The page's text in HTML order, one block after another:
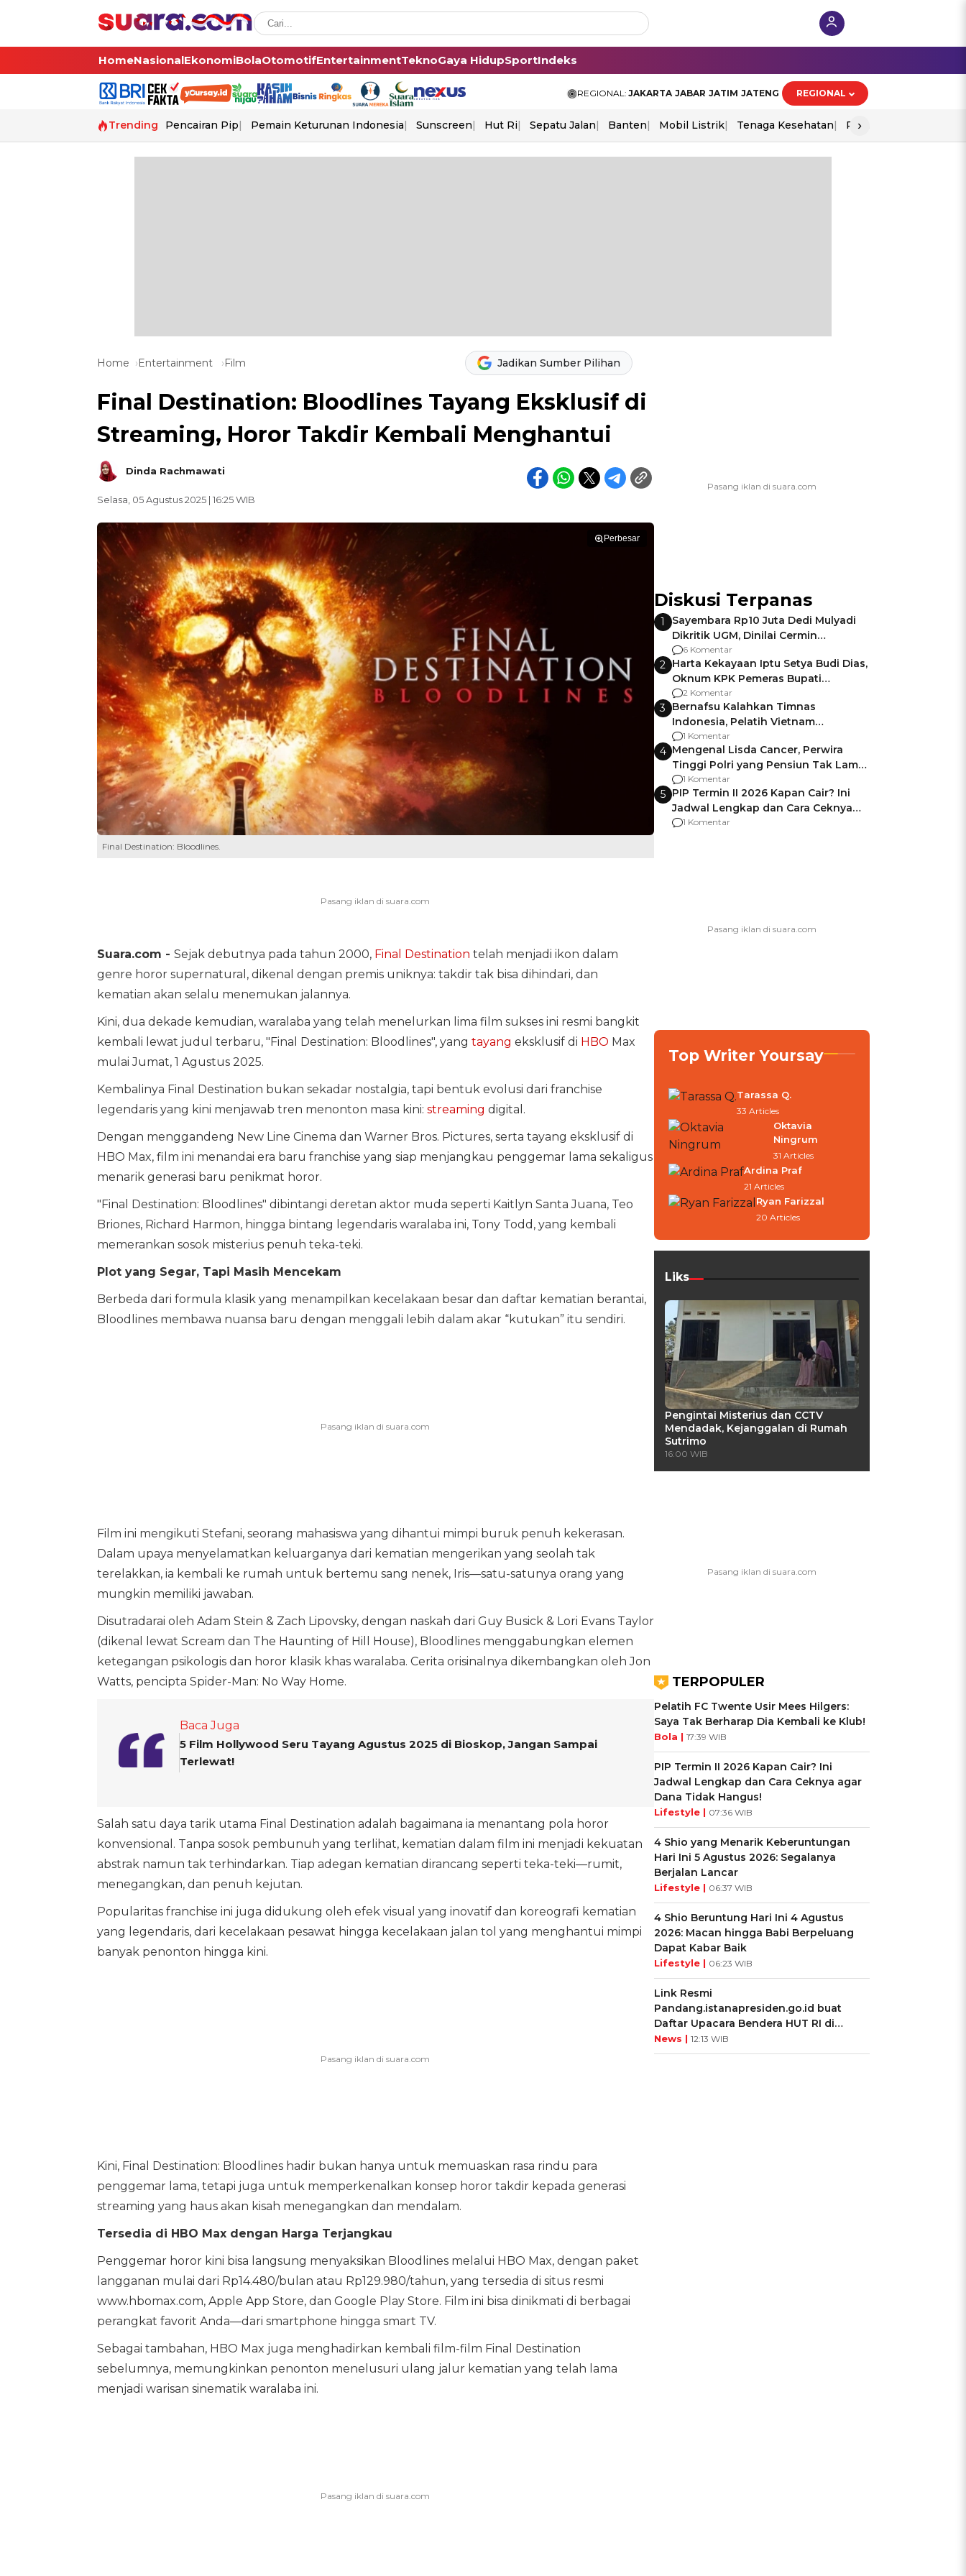
HomeNasionalEkonomiBolaOtomotifEntertainmentTeknoGaya HidupSportIndeks
REGIONAL: JAKARTA JABAR JATIM JATENG REGIONAL
Trending Pencairan Pip Pemain Keturunan Indonesia Sunscreen Hut Ri Sepatu Jalan Banten Mobil Listrik Tenaga Kesehatan Perang As-Iran
›
Home Entertainment Film Jadikan Sumber Pilihan
Final Destination: Bloodlines Tayang Eksklusif di
Streaming, Horor Takdir Kembali Menghantui
Dinda Rachmawati
Selasa, 05 Agustus 2025 | 16:25 WIB
Perbesar
Final Destination: Bloodlines.
Suara.com - Sejak debutnya pada tahun 2000, Final Destination telah menjadi ikon dalam
genre horor supernatural, dikenal dengan premis uniknya: takdir tak bisa dihindari, dan
kematian akan selalu menemukan jalannya.
Kini, dua dekade kemudian, waralaba yang telah menelurkan lima film sukses ini resmi bangkit
kembali lewat judul terbaru, "Final Destination: Bloodlines", yang tayang eksklusif di HBO Max
mulai Jumat, 1 Agustus 2025.
Kembalinya Final Destination bukan sekadar nostalgia, tapi bentuk evolusi dari franchise
legendaris yang kini menjawab tren menonton masa kini: streaming digital.
Dengan menggandeng New Line Cinema dan Warner Bros. Pictures, serta tayang eksklusif di
HBO Max, film ini menandai era baru franchise yang siap menjangkau penggemar lama sekaligus
menarik generasi baru penikmat horor.
"Final Destination: Bloodlines" dibintangi deretan aktor muda seperti Kaitlyn Santa Juana, Teo
Briones, Richard Harmon, hingga bintang legendaris waralaba ini, Tony Todd, yang kembali
memerankan sosok misterius penuh teka-teki.
Plot yang Segar, Tapi Masih Mencekam
Berbeda dari formula klasik yang menampilkan kecelakaan besar dan daftar kematian berantai,
Bloodlines membawa nuansa baru dengan menggali lebih dalam akar “kutukan” itu sendiri.
Film ini mengikuti Stefani, seorang mahasiswa yang dihantui mimpi buruk penuh kekerasan.
Dalam upaya menyelamatkan keluarganya dari kematian mengerikan yang seolah tak
terelakkan, ia kembali ke rumah untuk bertemu sang nenek, Iris—satu-satunya orang yang
mungkin memiliki jawaban.
Disutradarai oleh Adam Stein & Zach Lipovsky, dengan naskah dari Guy Busick & Lori Evans Taylor
(dikenal lewat Scream dan The Haunting of Hill House), Bloodlines menggabungkan elemen
ketegangan psikologis dan horor klasik khas waralaba. Cerita orisinalnya dikembangkan oleh Jon
Watts, pencipta Spider-Man: No Way Home.
Baca Juga
5 Film Hollywood Seru Tayang Agustus 2025 di Bioskop, Jangan Sampai
Terlewat!
Salah satu daya tarik utama Final Destination adalah bagaimana ia menantang pola horor
konvensional. Tanpa sosok pembunuh yang terlihat, kematian dalam film ini menjadi kekuatan
abstrak namun tak terhindarkan. Tiap adegan kematian dirancang seperti teka-teki—rumit,
menegangkan, dan penuh kejutan.
Popularitas franchise ini juga didukung oleh efek visual yang inovatif dan koreografi kematian
yang legendaris, dari kecelakaan pesawat hingga kecelakaan jalan tol yang menghantui mimpi
banyak penonton hingga kini.
Kini, Final Destination: Bloodlines hadir bukan hanya untuk memuaskan rasa rindu para
penggemar lama, tetapi juga untuk memperkenalkan konsep horor takdir kepada generasi
streaming yang haus akan kisah menegangkan dan mendalam.
Tersedia di HBO Max dengan Harga Terjangkau
Penggemar horor kini bisa langsung menyaksikan Bloodlines melalui HBO Max, dengan paket
langganan mulai dari Rp14.480/bulan atau Rp129.980/tahun, yang tersedia di situs resmi
www.hbomax.com, Apple App Store, dan Google Play Store. Film ini bisa dinikmati di berbagai
perangkat favorit Anda—dari smartphone hingga smart TV.
Sebagai tambahan, HBO Max juga menghadirkan kembali film-film Final Destination
sebelumnya, memungkinkan penonton menelusuri ulang jalur kematian yang telah lama
menjadi warisan sinematik waralaba ini.
Diskusi Terpanas
1
Sayembara Rp10 Juta Dedi Mulyadi
Dikritik UGM, Dinilai Cermin
Gagalnya Negara Jamin Keamanan
6 Komentar
2 Harta Kekayaan Iptu Setya Budi Dias,
Oknum KPK Pemeras Bupati
Pemalang
2 Komentar
3 Bernafsu Kalahkan Timnas
Indonesia, Pelatih Vietnam
Berencana Pakai Jimat di Pakansari
1 Komentar
4 Mengenal Lisda Cancer, Perwira
Tinggi Polri yang Pensiun Tak Lama
Usai Jadi Brigjen
1 Komentar
5 PIP Termin II 2026 Kapan Cair? Ini
Jadwal Lengkap dan Cara Ceknya
agar Dana Tidak Hangus!
1 Komentar
Top Writer Yoursay
Tarassa Q.
33 Articles
Oktavia
Ningrum
31 Articles
Ardina Praf
21 Articles
Ryan Farizzal
20 Articles
Liks
Pengintai Misterius dan CCTV
Mendadak, Kejanggalan di Rumah
Sutrimo
16:00 WIB
TERPOPULER
Pelatih FC Twente Usir Mees Hilgers:
Saya Tak Berharap Dia Kembali ke Klub!
Bola | 17:39 WIB
PIP Termin II 2026 Kapan Cair? Ini
Jadwal Lengkap dan Cara Ceknya agar
Dana Tidak Hangus!
Lifestyle | 07:36 WIB
4 Shio yang Menarik Keberuntungan
Hari Ini 5 Agustus 2026: Segalanya
Berjalan Lancar
Lifestyle | 06:37 WIB
4 Shio Beruntung Hari Ini 4 Agustus
2026: Macan hingga Babi Berpeluang
Dapat Kabar Baik
Lifestyle | 06:23 WIB
Link Resmi
Pandang.istanapresiden.go.id buat
Daftar Upacara Bendera HUT RI di
Istana Negara
News | 12:13 WIB